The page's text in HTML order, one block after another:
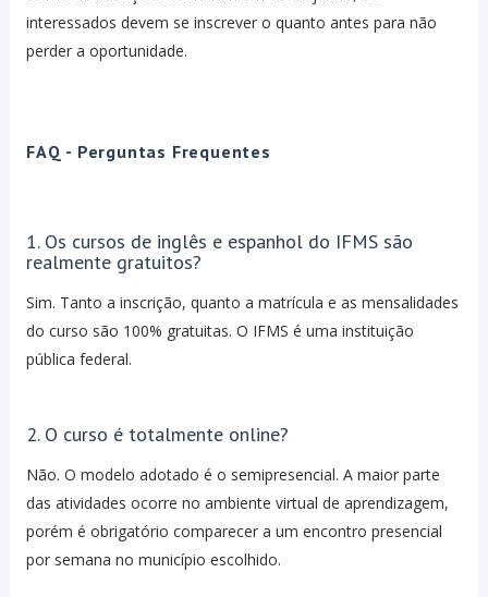
interessados devem se inscrever o quanto antes para não
perder a oportunidade.
FAQ - Perguntas Frequentes
1. Os cursos de inglês e espanhol do IFMS são
realmente gratuitos?
Sim. Tanto a inscrição, quanto a matrícula e as mensalidades
do curso são 100% gratuitas. O IFMS é uma instituição
pública federal.
2. O curso é totalmente online?
Não. O modelo adotado é o semipresencial. A maior parte
das atividades ocorre no ambiente virtual de aprendizagem,
porém é obrigatório comparecer a um encontro presencial
por semana no município escolhido.